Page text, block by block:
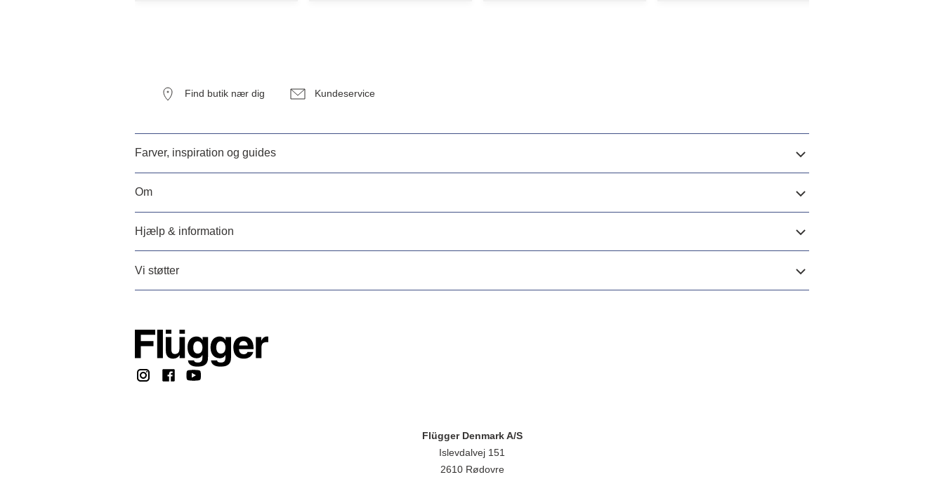
Find butik nær dig Kundeservice
Farver, inspiration og guides
Om
Hjælp & information
Vi støtter
Flügger Denmark A/S
Islevdalvej 151
2610 Rødovre